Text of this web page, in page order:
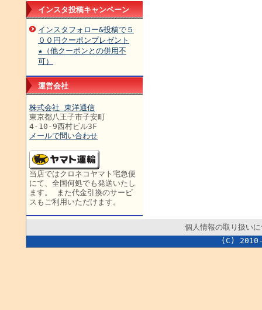
インスタ投稿キャンペーン
インスタフォロー&投稿で５
００円クーポンプレゼント
★（他クーポンとの併用不
可）
運営会社
株式会社 東洋通信
東京都八王子市子安町
4-10-9西村ビル3F
メールで問い合わせ
当店ではクロネコヤマト宅急便
にて、全国何処でも発送いたし
ます。 また代金引換のサービ
スもご利用いただけます。
個人情報の取り扱い
(C)